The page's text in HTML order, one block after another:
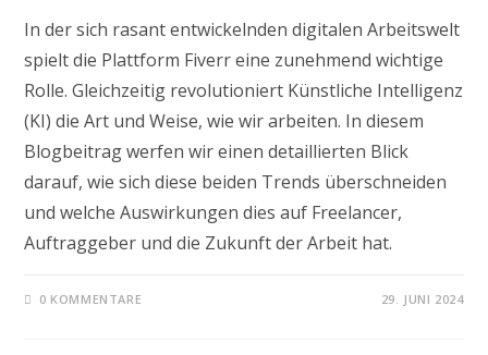
In der sich rasant entwickelnden digitalen Arbeitswelt
spielt die Plattform Fiverr eine zunehmend wichtige
Rolle. Gleichzeitig revolutioniert Künstliche Intelligenz
(KI) die Art und Weise, wie wir arbeiten. In diesem
Blogbeitrag werfen wir einen detaillierten Blick
darauf, wie sich diese beiden Trends überschneiden
und welche Auswirkungen dies auf Freelancer,
Auftraggeber und die Zukunft der Arbeit hat.
0 KOMMENTARE 29. JUNI 2024